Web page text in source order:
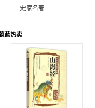
史家名著
蓝热卖